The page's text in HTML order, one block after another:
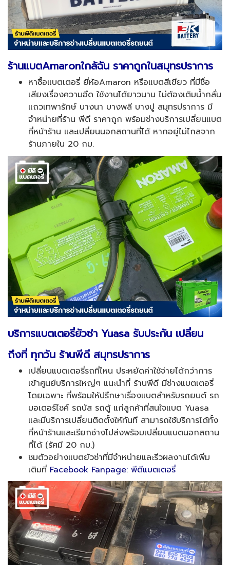
ร้านแบตAmaronใกล้ฉัน ราคาถูกในสมุทรปราการ
หาซื้อแบตเตอรี่ ยี่ห้อAmaron หรือแบตสีเขียว ที่มีชื่อ
เสียงเรื่องความอึด ใช้งานได้ยาวนาน ไม่ต้องเติมน้ำกลั่น
แถวเทพารักษ์ บางนา บางพลี บางปู สมุทรปราการ มี
จำหน่ายที่ร้าน พีดี ราคาถูก พร้อมช่างบริการเปลี่ยนแบต
ที่หน้าร้าน และเปลี่ยนนอกสถานที่ได้ หากอยู่ไม่ไกลจาก
ร้านภายใน 20 กม.
บริการแบตเตอรี่ยัวซ่า Yuasa รับประกัน เปลี่ยน
ถึงที่ ทุกวัน ร้านพีดี สมุทรปราการ
เปลี่ยนแบตเตอรี่รถที่ไหน ประหยัดค่าใช้จ่ายได้กว่าการ
เข้าศูนย์บริการใหญ่ๆ แนะนำที่ ร้านพีดี มีช่างแบตเตอรี่
โดยเฉพาะ ที่พร้อมให้ปรึกษาเรื่องแบตสำหรับรถยนต์ รถ
มอเตอร์ไซค์ รถบัส รถตู้ แก่ลูกค้าที่สนใจแบต Yuasa
และมีบริการเปลี่ยนติดตั้งให้ทันที สามารถใช้บริการได้ทั้ง
ที่หน้าร้านและเรียกช่างไปส่งพร้อมเปลี่ยนแบตนอกสถาน
ที่ได้ (รัศมี 20 กม.)
ชมตัวอย่างแบตยัวซ่าที่มีจำหน่ายและรีวผลงานได้เพิ่ม
เติมที่ Facebook Fanpage: พีดีแบตเตอรี่